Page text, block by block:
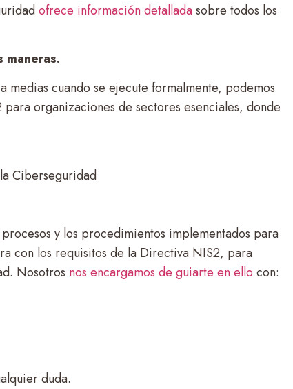
ofrece información detalladasobre todos los
medias cuando se ejecute formalmente, podemos
organizaciones de sectores esenciales, donde
Ciberseguridad
y los procedimientos implementados para
con los requisitos de la Directiva NIS2, para
Nosotros nos encargamos de guiarte en ello con:
duda.